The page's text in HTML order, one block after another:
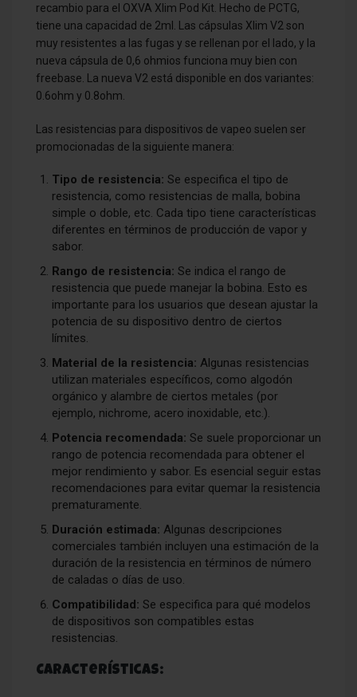
recambio para el OXVA Xlim Pod Kit. Hecho de PCTG,
tiene una capacidad de 2ml. Las cápsulas Xlim V2 son
muy resistentes a las fugas y se rellenan por el lado, y la
nueva cápsula de 0,6 ohmios funciona muy bien con
freebase. La nueva V2 está disponible en dos variantes:
0.6ohm y 0.8ohm.
Las resistencias para dispositivos de vapeo suelen ser
promocionadas de la siguiente manera:
Tipo de resistencia: Se especifica el tipo de
resistencia, como resistencias de malla, bobina
simple o doble, etc. Cada tipo tiene características
diferentes en términos de producción de vapor y
sabor.
Rango de resistencia: Se indica el rango de
resistencia que puede manejar la bobina. Esto es
importante para los usuarios que desean ajustar la
potencia de su dispositivo dentro de ciertos
límites.
Material de la resistencia: Algunas resistencias
utilizan materiales específicos, como algodón
orgánico y alambre de ciertos metales (por
ejemplo, nichrome, acero inoxidable, etc.).
Potencia recomendada: Se suele proporcionar un
rango de potencia recomendada para obtener el
mejor rendimiento y sabor. Es esencial seguir estas
recomendaciones para evitar quemar la resistencia
prematuramente.
Duración estimada: Algunas descripciones
comerciales también incluyen una estimación de la
duración de la resistencia en términos de número
de caladas o días de uso.
Compatibilidad: Se especifica para qué modelos
de dispositivos son compatibles estas
resistencias.
Características: